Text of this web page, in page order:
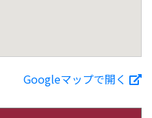
Googleマップで開く